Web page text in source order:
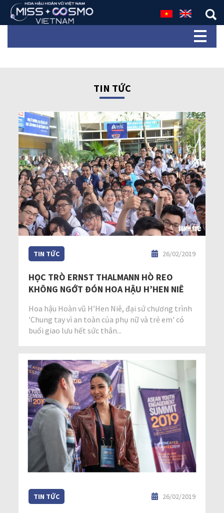
TIN TỨC
TIN TỨC 26/02/2019
HỌC TRÒ ERNST THALMANN HÒ REO
KHÔNG NGỚT ĐÓN HOA HẬU H’HEN NIÊ
Hoa hậu Hoàn vũ H’Hen Niê, đại sứ chương trình
'Chung tay vì an toàn của phụ nữ và trẻ em' có
buổi giao lưu hết sức thân...
TIN TỨC 26/02/2019